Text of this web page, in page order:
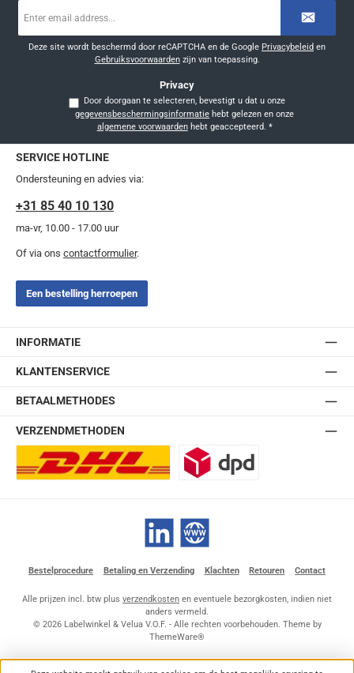
mailadres
Deze site wordt beschermd door reCAPTCHA en de Google Privacybeleid en
Gebruiksvoorwaardenzijn van toepassing.
Privacy
Door doorgaan te selecteren, bevestigt u dat u onze
gegevensbeschermingsinformatie
algemene voorwaardenhebt geaccepteerd. *
SERVICE HOTLINE
Ondersteuning en advies via:
+31 85 40 10 130
ma-vr, 10.00 - 17.00 uur
Of via ons contactformulier.
Een bestelling herroepen
INFORMATIE
KLANTENSERVICE
BETAALMETHODES
VERZENDMETHODEN
LinkedIn Website
Bestelprocedure Betaling en Verzending Klachten Retouren Contact
Alle prijzen incl. btw plus verzendkosten en eventuele bezorgkosten, indien niet
anders vermeld.
© 2026 Labelwinkel & Velua V.O.F. - Alle rechten voorbehouden. Theme by
ThemeWare®